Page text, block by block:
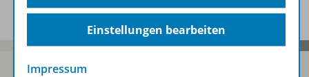
Einstellungen bearbeiten
Impressum